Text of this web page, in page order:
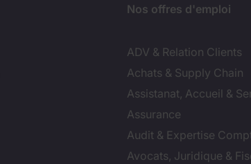
Nos offres d'emploi
ADV & Relation Clients
Achats & Supply Chain
Assistanat, Accueil &
Assurance
Audit & Expertise
Avocats, Juridique &